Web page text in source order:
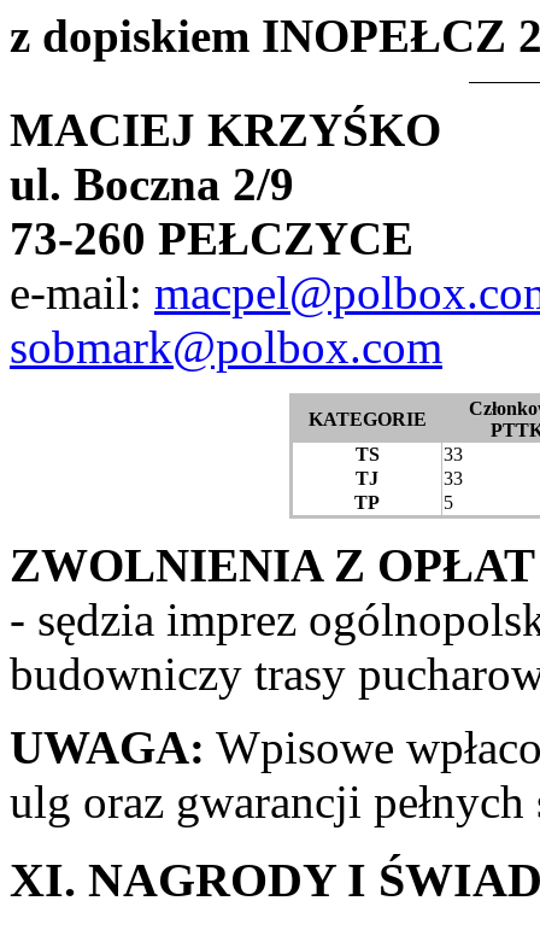
z dopiskiem INOPEŁCZ
MACIEJ KRZYŚKO
ul. Boczna 2/9
73-260 PEŁCZYCE
e-mail:
sobmark@polbox.com
KATEGORIE
TS
33
TJ
33
TP
5
ZWOLNIENIA Z OPŁAT
- sędzia imprez
budowniczy trasy
UWAGA: Wpisowe
ulg oraz gwarancji pełnych
XI. NAGRODY I